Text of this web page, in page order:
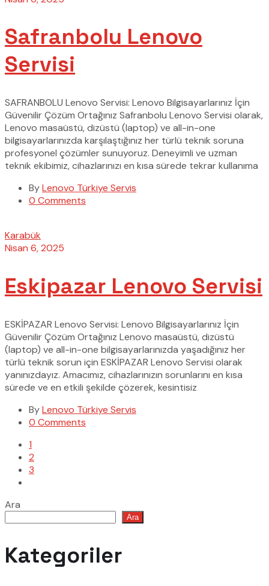
Safranbolu Lenovo
Servisi
SAFRANBOLU Lenovo Servisi: Lenovo Bilgisayarlarınız İçin
Güvenilir Çözüm Ortağınız Safranbolu Lenovo Servisi olarak,
Lenovo masaüstü, dizüstü (laptop) ve all-in-one
bilgisayarlarınızda karşılaştığınız her türlü teknik soruna
profesyonel çözümler sunuyoruz. Deneyimli ve uzman
teknik ekibimiz, cihazlarınızı en kısa sürede tekrar kullanıma
ByLenovo Türkiye Servis
0 Comments
Karabük
Nisan 6, 2025
Eskipazar Lenovo Servisi
ESKİPAZAR Lenovo Servisi: Lenovo Bilgisayarlarınız İçin
Güvenilir Çözüm Ortağınız Lenovo masaüstü, dizüstü
(laptop) ve all-in-one bilgisayarlarınızda yaşadığınız her
türlü teknik sorun için ESKİPAZAR Lenovo Servisi olarak
yanınızdayız. Amacımız, cihazlarınızın sorunlarını en kısa
sürede ve en etkili şekilde çözerek, kesintisiz
ByLenovo Türkiye Servis
0 Comments
1
2
3
Ara
Ara
Kategoriler